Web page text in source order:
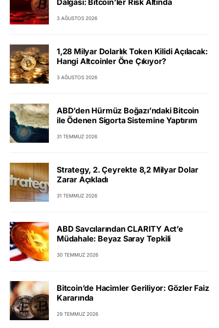
Dalgası: Bitcoin’ler Risk Altında
3 AĞUSTOS 2026
1,28 Milyar Dolarlık Token Kilidi Açılacak:
Hangi Altcoinler Öne Çıkıyor?
3 AĞUSTOS 2026
ABD’den Hürmüz Boğazı’ndaki Bitcoin
ile Ödenen Sigorta Sistemine Yaptırım
31 TEMMUZ 2026
Strategy, 2. Çeyrekte 8,2 Milyar Dolar
Zarar Açıkladı
31 TEMMUZ 2026
ABD Savcılarından CLARITY Act’e
Müdahale: Beyaz Saray Tepkili
30 TEMMUZ 2026
Bitcoin’de Hacimler Geriliyor: Gözler Faiz
Kararında
29 TEMMUZ 2026